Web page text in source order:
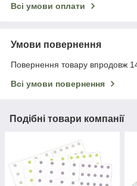
Всі умови оплати
Умови повернення
Повернення товару впродовж
Всі умови повернення
Подібні товари компанії